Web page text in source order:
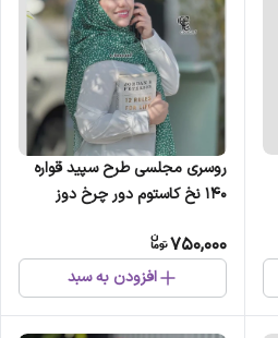
روسری مجلسی طرح سپید قواره
140 نخ کاستوم دور چرخ دوز
750,000
افزودن به سبد